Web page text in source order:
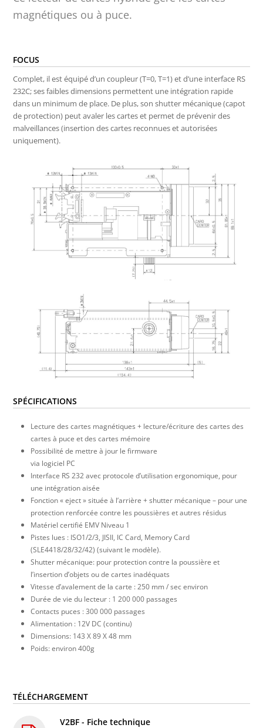
magnétiques ou à puce.
FOCUS
Complet, il est équipé d’un coupleur (T=0, T=1) et d’une interface RS
232C; ses faibles dimensions permettent une intégration rapide
dans un minimum de place. De plus, son shutter mécanique (capot
de protection) peut avaler les cartes et permet de prévenir des
malveillances (insertion des cartes reconnues et autorisées
uniquement).
SPÉCIFICATIONS
Lecture des cartes magnétiques + lecture/écriture des cartes des
cartes à puce et des cartes mémoire
Possibilité de mettre à jour le firmware
via logiciel PC
Interface RS 232 avec protocole d’utilisation ergonomique, pour
une intégration aisée
Fonction « eject » située à l’arrière + shutter mécanique – pour une
protection renforcée contre les poussières et autres résidus
Matériel certifié EMV Niveau 1
Pistes lues : ISO1/2/3, JISII, IC Card, Memory Card
(SLE4418/28/32/42) (suivant le modèle).
Shutter mécanique: pour protection contre la poussière et
l’insertion d’objets ou de cartes inadéquats
Vitesse d’avalement de la carte : 250 mm / sec environ
Durée de vie du lecteur : 1 200 000 passages
Contacts puces : 300 000 passages
Alimentation : 12V DC (continu)
Dimensions: 143 X 89 X 48 mm
Poids: environ 400g
TÉLÉCHARGEMENT
V2BF - Fiche technique